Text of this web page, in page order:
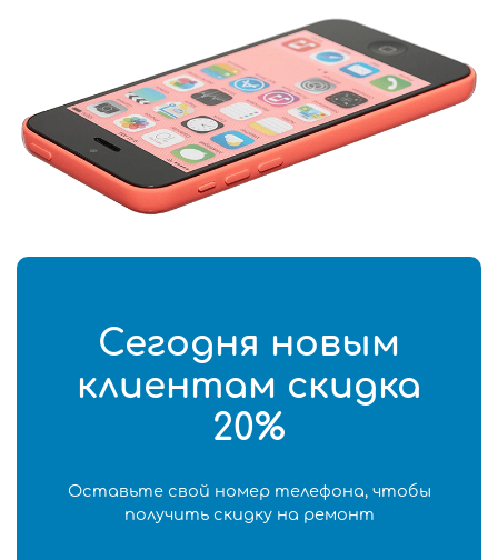
Сегодня новым
клиентам скидка
20%
Оставьте свой номер телефона, чтобы
получить скидку на ремонт